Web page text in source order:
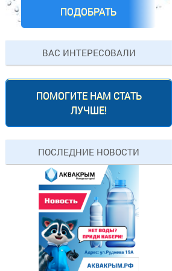
ПОДОБРАТЬ
ВАС ИНТЕРЕСОВАЛИ
ПОМОГИТЕ НАМ СТАТЬ
ЛУЧШЕ!
ПОСЛЕДНИЕ НОВОСТИ